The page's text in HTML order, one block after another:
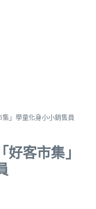
」學童化身小小銷售員
客市集」